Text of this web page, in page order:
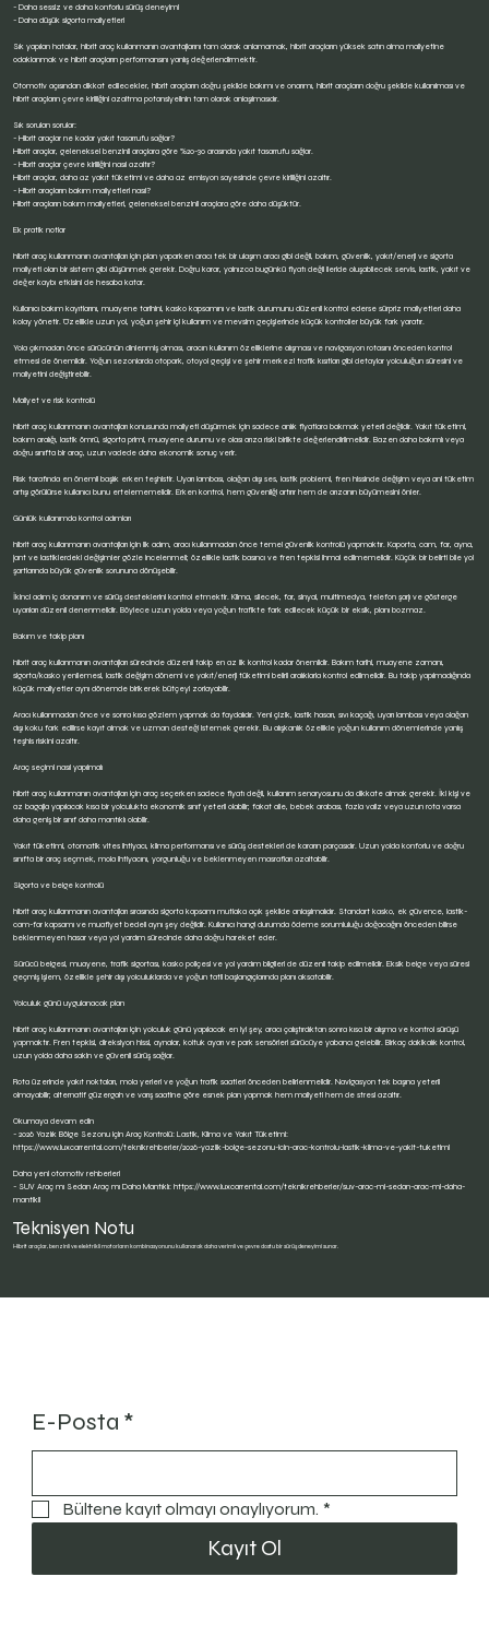
- Daha sessiz ve daha konforlu sürüş deneyimi
- Daha düşük sigorta maliyetleri
Sık yapılan hatalar, hibrit araç kullanmanın avantajlarını tam olarak anlamamak, hibrit araçların yüksek satın alma maliyetine
odaklanmak ve hibrit araçların performansını yanlış değerlendirmektir.
Otomotiv açısından dikkat edilecekler, hibrit araçların doğru şekilde bakımı ve onarımı, hibrit araçların doğru şekilde kullanılması ve
hibrit araçların çevre kirliliğini azaltma potansiyelinin tam olarak anlaşılmasıdır.
Sık sorulan sorular:
- Hibrit araçlar ne kadar yakıt tasarrufu sağlar?
Hibrit araçlar, geleneksel benzinli araçlara göre %20-30 arasında yakıt tasarrufu sağlar.
- Hibrit araçlar çevre kirliliğini nasıl azaltır?
Hibrit araçlar, daha az yakıt tüketimi ve daha az emisyon sayesinde çevre kirliliğini azaltır.
- Hibrit araçların bakım maliyetleri nasıl?
Hibrit araçların bakım maliyetleri, geleneksel benzinli araçlara göre daha düşüktür.
Ek pratik notlar
hibrit araç kullanmanın avantajları için plan yaparken aracı tek bir ulaşım aracı gibi değil, bakım, güvenlik, yakıt/enerji ve sigorta
maliyeti olan bir sistem gibi düşünmek gerekir. Doğru karar, yalnızca bugünkü fiyatı değil ileride oluşabilecek servis, lastik, yakıt ve
değer kaybı etkisini de hesaba katar.
Kullanıcı bakım kayıtlarını, muayene tarihini, kasko kapsamını ve lastik durumunu düzenli kontrol ederse sürpriz maliyetleri daha
kolay yönetir. Özellikle uzun yol, yoğun şehir içi kullanım ve mevsim geçişlerinde küçük kontroller büyük fark yaratır.
Yola çıkmadan önce sürücünün dinlenmiş olması, aracın kullanım özelliklerine alışması ve navigasyon rotasını önceden kontrol
etmesi de önemlidir. Yoğun sezonlarda otopark, otoyol geçişi ve şehir merkezi trafik kısıtları gibi detaylar yolculuğun süresini ve
maliyetini değiştirebilir.
Maliyet ve risk kontrolü
hibrit araç kullanmanın avantajları konusunda maliyeti düşürmek için sadece anlık fiyatlara bakmak yeterli değildir. Yakıt tüketimi,
bakım aralığı, lastik ömrü, sigorta primi, muayene durumu ve olası arıza riski birlikte değerlendirilmelidir. Bazen daha bakımlı veya
doğru sınıfta bir araç, uzun vadede daha ekonomik sonuç verir.
Risk tarafında en önemli başlık erken teşhistir. Uyarı lambası, olağan dışı ses, lastik problemi, fren hissinde değişim veya ani tüketim
artışı görülürse kullanıcı bunu ertelememelidir. Erken kontrol, hem güvenliği artırır hem de arızanın büyümesini önler.
Günlük kullanımda kontrol adımları
hibrit araç kullanmanın avantajları için ilk adım, aracı kullanmadan önce temel güvenlik kontrolü yapmaktır. Kaporta, cam, far, ayna,
jant ve lastiklerdeki değişimler gözle incelenmeli; özellikle lastik basıncı ve fren tepkisi ihmal edilmemelidir. Küçük bir belirti bile yol
şartlarında büyük güvenlik sorununa dönüşebilir.
İkinci adım iç donanım ve sürüş desteklerini kontrol etmektir. Klima, silecek, far, sinyal, multimedya, telefon şarjı ve gösterge
uyarıları düzenli denenmelidir. Böylece uzun yolda veya yoğun trafikte fark edilecek küçük bir eksik, planı bozmaz.
Bakım ve takip planı
hibrit araç kullanmanın avantajları sürecinde düzenli takip en az ilk kontrol kadar önemlidir. Bakım tarihi, muayene zamanı,
sigorta/kasko yenilemesi, lastik değişim dönemi ve yakıt/enerji tüketimi belirli aralıklarla kontrol edilmelidir. Bu takip yapılmadığında
küçük maliyetler aynı dönemde birikerek bütçeyi zorlayabilir.
Aracı kullanmadan önce ve sonra kısa gözlem yapmak da faydalıdır. Yeni çizik, lastik hasarı, sıvı kaçağı, uyarı lambası veya olağan
dışı koku fark edilirse kayıt almak ve uzman desteği istemek gerekir. Bu alışkanlık özellikle yoğun kullanım dönemlerinde yanlış
teşhis riskini azaltır.
Araç seçimi nasıl yapılmalı
hibrit araç kullanmanın avantajları için araç seçerken sadece fiyatı değil, kullanım senaryosunu da dikkate almak gerekir. İki kişi ve
az bagajla yapılacak kısa bir yolculukta ekonomik sınıf yeterli olabilir; fakat aile, bebek arabası, fazla valiz veya uzun rota varsa
daha geniş bir sınıf daha mantıklı olabilir.
Yakıt tüketimi, otomatik vites ihtiyacı, klima performansı ve sürüş destekleri de kararın parçasıdır. Uzun yolda konforlu ve doğru
sınıfta bir araç seçmek, mola ihtiyacını, yorgunluğu ve beklenmeyen masrafları azaltabilir.
Sigorta ve belge kontrolü
hibrit araç kullanmanın avantajları sırasında sigorta kapsamı mutlaka açık şekilde anlaşılmalıdır. Standart kasko, ek güvence, lastik-
cam-far kapsamı ve muafiyet bedeli aynı şey değildir. Kullanıcı hangi durumda ödeme sorumluluğu doğacağını önceden bilirse
beklenmeyen hasar veya yol yardım sürecinde daha doğru hareket eder.
Sürücü belgesi, muayene, trafik sigortası, kasko poliçesi ve yol yardım bilgileri de düzenli takip edilmelidir. Eksik belge veya süresi
geçmiş işlem, özellikle şehir dışı yolculuklarda ve yoğun tatil başlangıçlarında planı aksatabilir.
Yolculuk günü uygulanacak plan
hibrit araç kullanmanın avantajları için yolculuk günü yapılacak en iyi şey, aracı çalıştırdıktan sonra kısa bir alışma ve kontrol sürüşü
yapmaktır. Fren tepkisi, direksiyon hissi, aynalar, koltuk ayarı ve park sensörleri sürücüye yabancı gelebilir. Birkaç dakikalık kontrol,
uzun yolda daha sakin ve güvenli sürüş sağlar.
Rota üzerinde yakıt noktaları, mola yerleri ve yoğun trafik saatleri önceden belirlenmelidir. Navigasyon tek başına yeterli
olmayabilir; alternatif güzergah ve varış saatine göre esnek plan yapmak hem maliyeti hem de stresi azaltır.
Okumaya devam edin
- 2026 Yazlık Bölge Sezonu için Araç Kontrolü: Lastik, Klima ve Yakıt Tüketimi:
https://www.luxcarrental.com/teknikrehberler/2026-yazlik-bolge-sezonu-icin-arac-kontrolu-lastik-klima-ve-yakit-tuketimi
Daha yeni otomotiv rehberleri
- SUV Araç mı Sedan Araç mı Daha Mantıklı:https://www.luxcarrental.com/teknikrehberler/suv-arac-mi-sedan-arac-mi-daha-
mantikli
Teknisyen Notu
Hibrit araçlar, benzinli ve elektrikli motorların kombinasyonunu kullanarak daha verimli ve çevre dostu bir sürüş deneyimi sunar.
E-Posta *
Bültene kayıt olmayı onaylıyorum. *
Kayıt Ol